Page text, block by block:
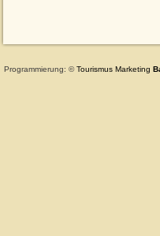
Programmierung: ©Tourismus Marketing